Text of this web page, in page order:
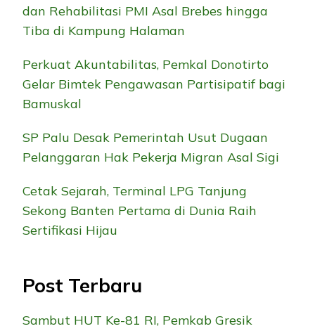
dan Rehabilitasi PMI Asal Brebes hingga
Tiba di Kampung Halaman
Perkuat Akuntabilitas, Pemkal Donotirto
Gelar Bimtek Pengawasan Partisipatif bagi
Bamuskal
SP Palu Desak Pemerintah Usut Dugaan
Pelanggaran Hak Pekerja Migran Asal Sigi
Cetak Sejarah, Terminal LPG Tanjung
Sekong Banten Pertama di Dunia Raih
Sertifikasi Hijau
Post Terbaru
Sambut HUT Ke-81 RI, Pemkab Gresik